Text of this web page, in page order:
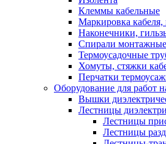
Клеммы кабельные
Маркировка кабеля,
Наконечники,
Спирали
Термоусадочные
Хомуты, стяжки
Перчатки
Оборудование для работ
Вышки
Лестницы
Лестницы
Лестницы